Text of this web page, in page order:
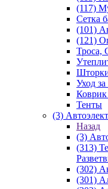
(117)
Сетка
(101)
(121)
Троса,
Уход за
Тенты
(3)
Назад
(3)
(313)
(302)
(301)